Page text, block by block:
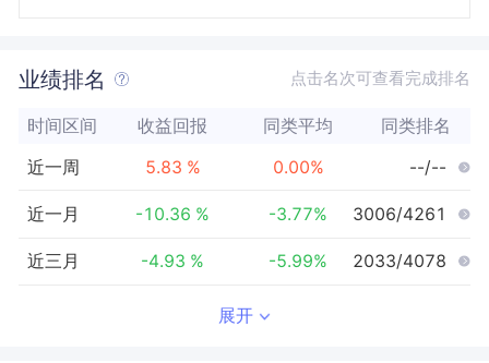
业绩排名 点击名次可查看完成排名
时间区间 收益回报 同类平均 同类排名
近一周 5.83 % 0.00% --/--
近一月 -10.36 % -3.77% 3006/4261
近三月 -4.93 % -5.99% 2033/4078
-1.23
展开